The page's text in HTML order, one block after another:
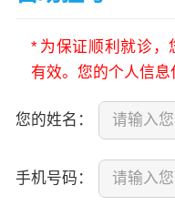
* 为保证顺利就诊，
有效。您的个人信息
您的姓名：
手机号码：